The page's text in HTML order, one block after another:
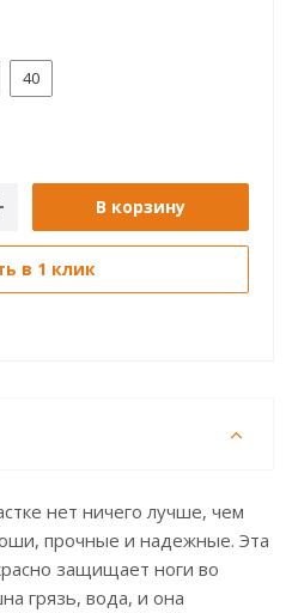
40
В корзину
в 1 клик
нет ничего лучше, чем
прочные и надежные. Эта
защищает ноги во
грязь, вода, и она